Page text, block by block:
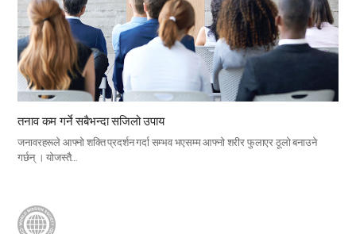
तनाव कम गर्ने सबैभन्दा सजिलो उपाय
जनावरहरूले आफ्नो शक्ति प्रदर्शन गर्दा सम्भव भएसम्म आफ्नो शरीर फुलाएर ठूलो बनाउने
गर्छन् । योजस्तै…